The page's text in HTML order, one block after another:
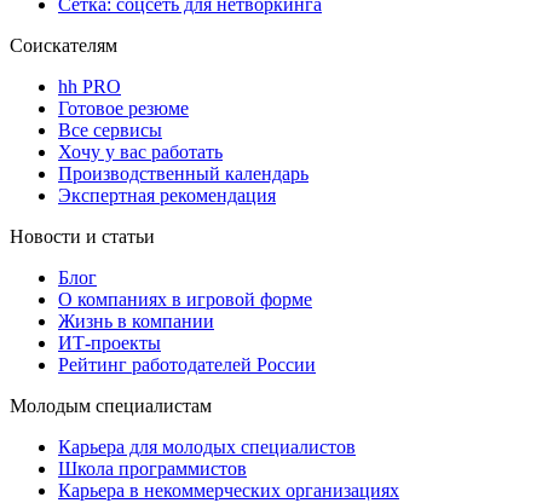
Сетка: соцсеть для нетворкинга
Соискателям
hh PRO
Готовое резюме
Все сервисы
Хочу у вас работать
Производственный календарь
Экспертная рекомендация
Новости и статьи
Блог
О компаниях в игровой форме
Жизнь в компании
ИТ-проекты
Рейтинг работодателей России
Молодым специалистам
Карьера для молодых специалистов
Школа программистов
Карьера в некоммерческих организациях